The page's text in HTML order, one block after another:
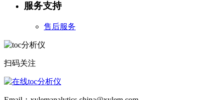
服务支持
售后服务
扫码关注